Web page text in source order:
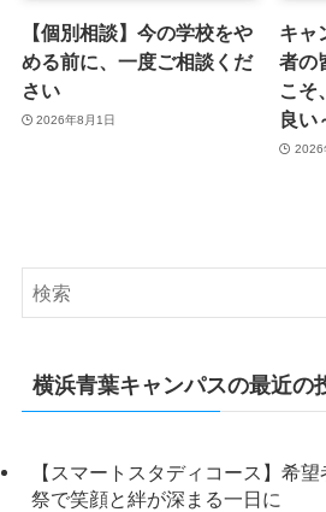
【個別相談】今の学校をや
める前に、一度ご相談くだ
さい
2026年8月1日
キャ
者の
こそ
良い
2026
横浜青葉キャンパスの最近の
【スマートスタディコース】希
祭で笑顔と絆が深まる一日に